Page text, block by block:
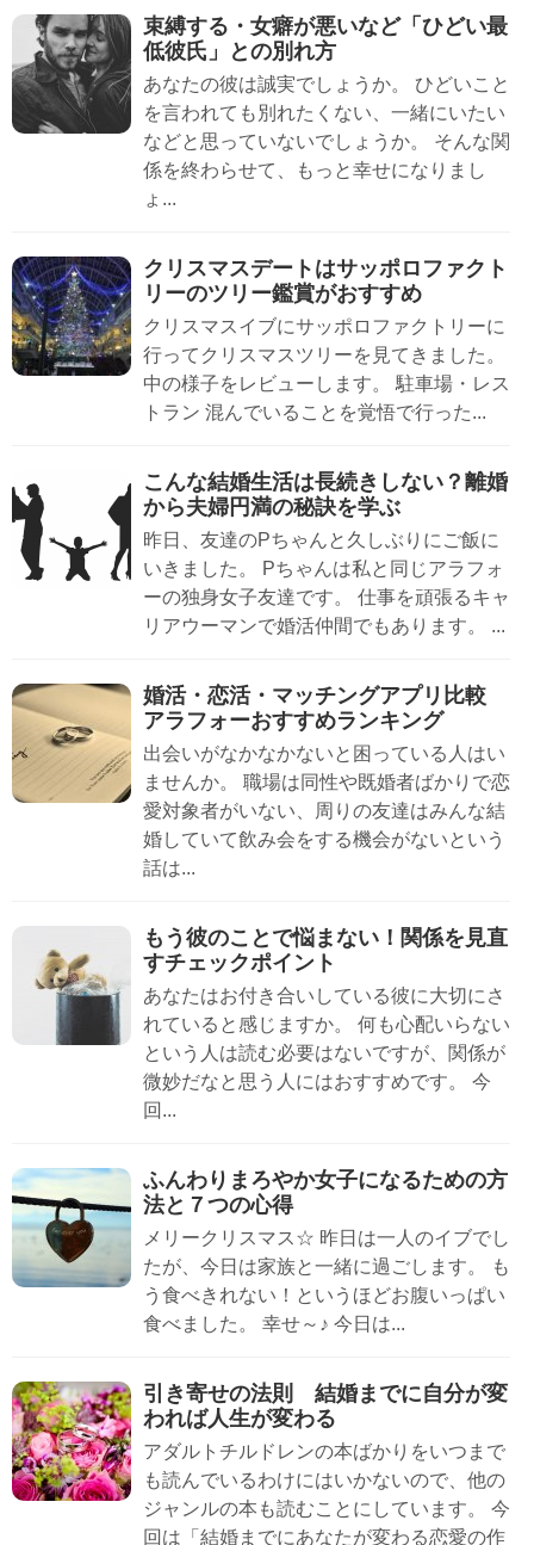
束縛する・女癖が悪いなど「ひどい最
低彼氏」との別れ方
あなたの彼は誠実でしょうか。 ひどいこと
を言われても別れたくない、一緒にいたい
などと思っていないでしょうか。 そんな関
係を終わらせて、もっと幸せになりまし
ょ...
クリスマスデートはサッポロファクト
リーのツリー鑑賞がおすすめ
クリスマスイブにサッポロファクトリーに
行ってクリスマスツリーを見てきました。
中の様子をレビューします。 駐車場・レス
トラン 混んでいることを覚悟で行った...
こんな結婚生活は長続きしない？離婚
から夫婦円満の秘訣を学ぶ
昨日、友達のPちゃんと久しぶりにご飯に
いきました。 Pちゃんは私と同じアラフォ
ーの独身女子友達です。 仕事を頑張るキャ
リアウーマンで婚活仲間でもあります。 ...
婚活・恋活・マッチングアプリ比較
アラフォーおすすめランキング
出会いがなかなかないと困っている人はい
ませんか。 職場は同性や既婚者ばかりで恋
愛対象者がいない、周りの友達はみんな結
婚していて飲み会をする機会がないという
話は...
もう彼のことで悩まない！関係を見直
すチェックポイント
あなたはお付き合いしている彼に大切にさ
れていると感じますか。 何も心配いらない
という人は読む必要はないですが、関係が
微妙だなと思う人にはおすすめです。 今
回...
ふんわりまろやか女子になるための方
法と７つの心得
メリークリスマス☆ 昨日は一人のイブでし
たが、今日は家族と一緒に過ごします。 も
う食べきれない！というほどお腹いっぱい
食べました。 幸せ～♪ 今日は...
引き寄せの法則 結婚までに自分が変
われば人生が変わる
アダルトチルドレンの本ばかりをいつまで
も読んでいるわけにはいかないので、他の
ジャンルの本も読むことにしています。 今
回は「結婚までにあなたが変わる恋愛の作